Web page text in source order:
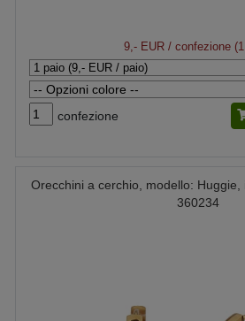
9,- EUR / confezione
confezione
Orecchini a cerchio, modello: Huggie,
360234